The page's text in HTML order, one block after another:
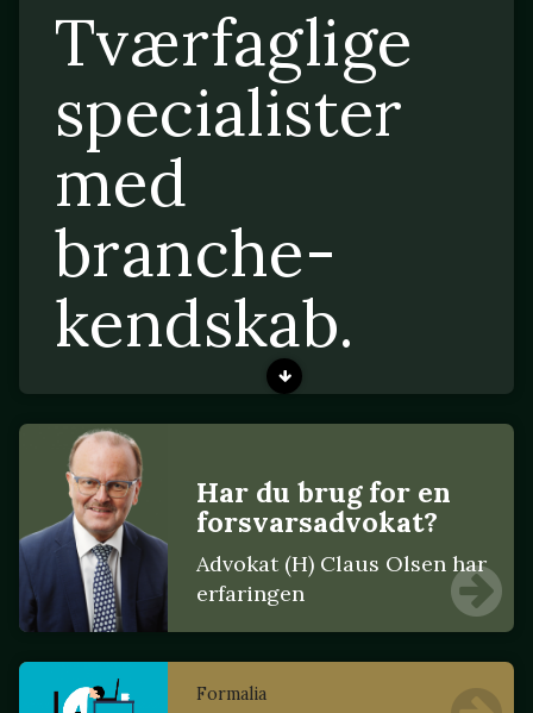
Tværfaglige
specialister
med
branche-
kendskab.
Har du brug for en
forsvarsadvokat?
Advokat (H) Claus Olsen har
erfaringen
Formalia